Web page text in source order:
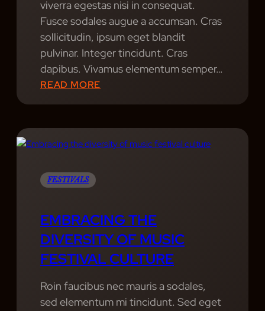
R
S
L
viverra egestas nisi in consequat.
Fusce sodales augue a accumsan. Cras
sollicitudin, ipsum eget blandit
pulvinar. Integer tincidunt. Cras
dapibus. Vivamus elementum semper…
READ MORE
H
I
E
S
C
N
E
FESTIVALS
EMBRACING THE
DIVERSITY OF MUSIC
FESTIVAL CULTURE
Roin faucibus nec mauris a sodales,
sed elementum mi tincidunt. Sed eget